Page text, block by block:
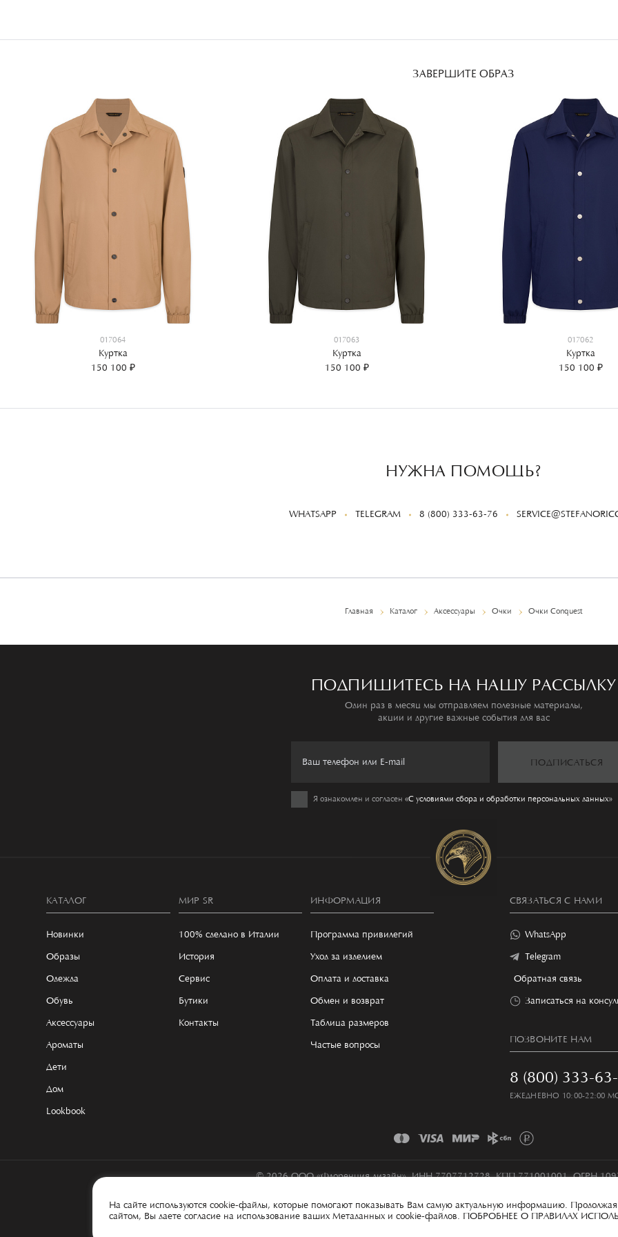
ЗАВЕРШИТЕ ОБРАЗ
017064
Куртка
150 100 ₽
017063
Куртка
150 100 ₽
017062
Куртка
150 100 ₽
НУЖНА ПОМОЩЬ?
WHATSAPP TELEGRAM 8 (800) 333-63-76
Главная Каталог Аксессуары Очки Очки Conquest
На сайте используются cookie-файлы, которые помогают показывать Вам самую актуальную информацию. Продолжая
сайтом, Вы даете согласие на использование ваших Метаданных и cookie-файлов. ПОБРОБНЕЕ О ПРАВИЛАХ
ПОДПИШИТЕСЬ НА НАШУ РАССЫЛКУ
Один раз в месяц мы отправляем полезные материалы,
акции и другие важные события для вас
ПОДПИСАТЬСЯ
Я ознакомлен и согласен «C условиями сбора и обработки персональных данных»
КАТАЛОГ
Новинки
Образы
Одежда
Обувь
Аксессуары
Ароматы
Дети
Дом
Lookbook
МИР SR
100% сделано в Италии
История
Сервис
Бутики
Контакты
ИНФОРМАЦИЯ
Программа привилегий
Уход за изделием
Оплата и доставка
Обмен и возврат
Таблица размеров
Частые вопросы
СВЯЗАТЬСЯ С НАМИ
WhatsApp
Telegram
Обратная связь
Записаться на
ПОЗВОНИТЕ НАМ
8 (800) 333-
ЕЖЕДНЕВНО 10:00-22:00
© 2026 ООО «Флоренция дизайн», ИНН 7707712728, КПП 771001001, ОГРН
Карта сайта
100% MADE IN ITECH